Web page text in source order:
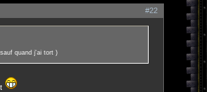
#22
quand j'ai tort )